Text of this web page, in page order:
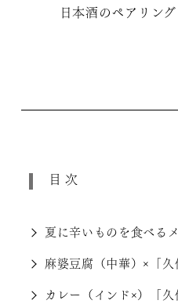
日本酒のペアリン
目次
夏に辛いものを食べる
麻婆豆腐（中華）×「久
カレー（インド×）「久